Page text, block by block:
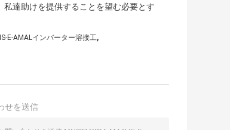
達助けを提供することを望む必要とす
E-AMALインバーター溶接工,
せを送信